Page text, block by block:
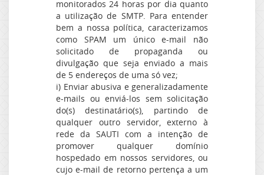
monitorados 24 horas por dia quanto
a utilização de SMTP. Para entender
bem a nossa política, caracterizamos
como SPAM um único e-mail não
solicitado de propaganda ou
divulgação que seja enviado a mais
de 5 endereços de uma só vez;
i) Enviar abusiva e generalizadamente
e-mails ou enviá-los sem solicitação
do(s) destinatário(s), partindo de
qualquer outro servidor, externo à
rede da SAUTI com a intenção de
promover qualquer domínio
hospedado em nossos servidores, ou
cujo e-mail de retorno pertença a um